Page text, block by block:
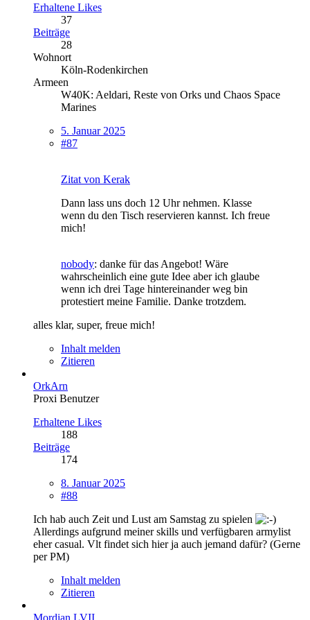
Erhaltene Likes
37
Beiträge
28
Wohnort
Köln-Rodenkirchen
Armeen
W40K: Aeldari, Reste von Orks und Chaos Space
Marines
5. Januar 2025
#87
Zitat von Kerak
Dann lass uns doch 12 Uhr nehmen. Klasse
wenn du den Tisch reservieren kannst. Ich freue
mich!
nobody: danke für das Angebot! Wäre
wahrscheinlich eine gute Idee aber ich glaube
wenn ich drei Tage hintereinander weg bin
protestiert meine Familie. Danke trotzdem.
alles klar, super, freue mich!
Inhalt melden
Zitieren
OrkArn
Proxi Benutzer
Erhaltene Likes
188
Beiträge
174
8. Januar 2025
#88
Ich hab auch Zeit und Lust am Samstag zu spielen
Allerdings aufgrund meiner skills und verfügbaren armylist
eher casual. Vlt findet sich hier ja auch jemand dafür? (Gerne
per PM)
Inhalt melden
Zitieren
Mordian LVII